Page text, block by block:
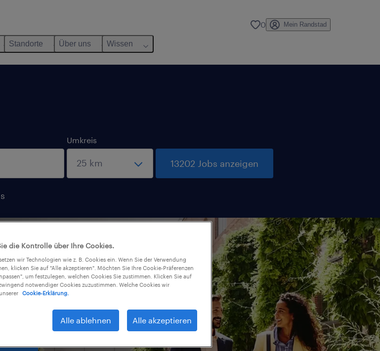
Standorte Über uns Wissen
0 Mein Randstad
Umkreis
13202 Jobs anzeigen
die Kontrolle über Ihre Cookies.
wir Technologien wie z. B. Cookies ein. Wenn Sie der Verwendung
klicken Sie auf "Alle akzeptieren". Möchten Sie Ihre Cookie-Präferenzen
um festzulegen, welchen Cookies Sie zustimmen. Klicken Sie auf
notwendiger Cookies zuzustimmen. Welche Cookies wir
Cookie-Erklärung.
Alle ablehnen Alle akzeptieren